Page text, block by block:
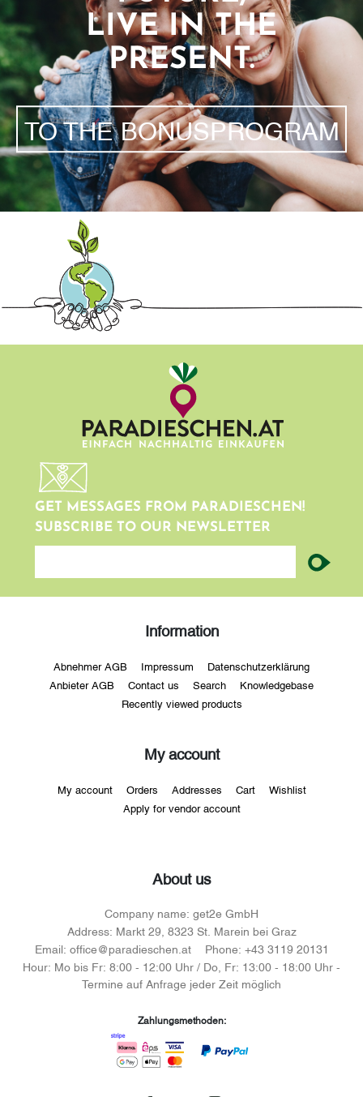
LIVE IN THE
PRESENT.
TO THE BONUSPROGRAM
GET MESSAGES FROM PARADIESCHEN!
SUBSCRIBE TO OUR NEWSLETTER
newsletter
Information
Abnehmer AGB Impressum Datenschutzerklärung
Anbieter AGB Contact us Search Knowledgebase
Recently viewed products
My account
My account Orders Addresses Cart Wishlist
Apply for vendor account
About us
Company name: get2e GmbH
Address: Markt 29, 8323 St. Marein bei Graz
Email: office@paradieschen.at Phone: +43 3119 20131
Hour: Mo bis Fr: 8:00 - 12:00 Uhr / Do, Fr: 13:00 - 18:00 Uhr -
Termine auf Anfrage jeder Zeit möglich
Zahlungsmethoden: